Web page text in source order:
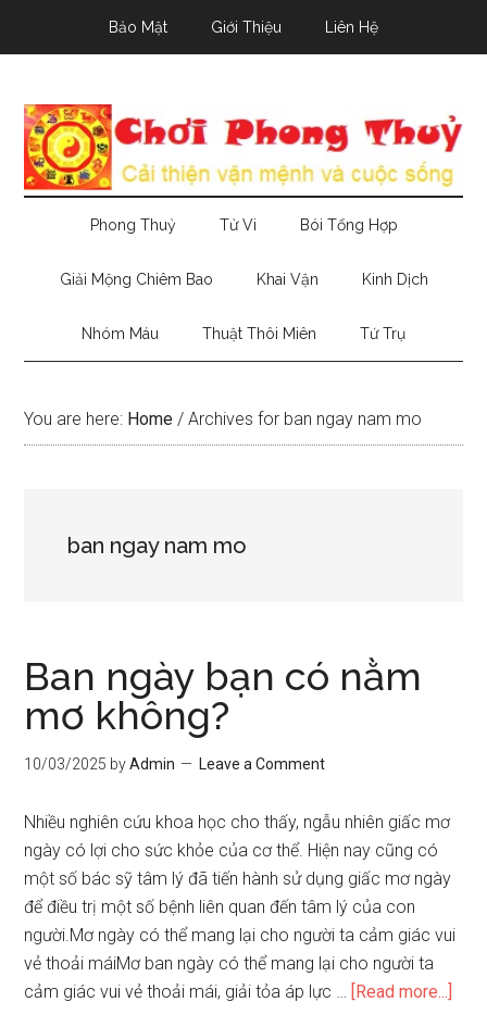
Bảo Mật Giới Thiệu Liên Hệ
Phong Thuỷ Tử Vi Bói Tổng Hợp
Giải Mộng Chiêm Bao Khai Vận Kinh Dịch
Nhóm Máu Thuật Thôi Miên Tứ Trụ
You are here: Home / Archives for ban ngay nam mo
ban ngay nam mo
Ban ngày bạn có nằm
mơ không?
10/03/2025 byAdmin Leave a Comment
Nhiều nghiên cứu khoa học cho thấy, ngẫu nhiên giấc mơ
ngày có lợi cho sức khỏe của cơ thể. Hiện nay cũng có
một số bác sỹ tâm lý đã tiến hành sử dụng giấc mơ ngày
để điều trị một số bệnh liên quan đến tâm lý của con
người.Mơ ngày có thể mang lại cho người ta cảm giác vui
vẻ thoải máiMơ ban ngày có thể mang lại cho người ta
cảm giác vui vẻ thoải mái, giải tỏa áp lực … [Read more...]